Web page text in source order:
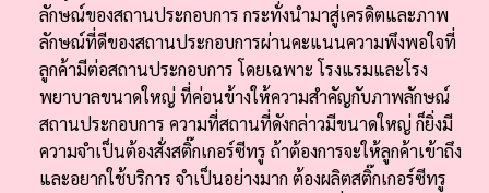
ลักษณ์ของสถานประกอบการ กระทั่งนำมาสู่เครดิตและภาพ
ลักษณ์ที่ดีของสถานประกอบการผ่านคะแนนความพึงพอใจที่
ลูกค้ามีต่อสถานประกอบการ โดยเฉพาะ โรงแรมและโรง
พยาบาลขนาดใหญ่ ที่ค่อนข้างให้ความสำคัญกับภาพลักษณ์
สถานประกอบการ ความที่สถานที่ดังกล่าวมีขนาดใหญ่ ก็ยิ่งมี
ความจำเป็นต้องสั่งสติ๊กเกอร์ซีทรู ถ้าต้องการจะให้ลูกค้าเข้าถึง
และอยากใช้บริการ จำเป็นอย่างมาก ต้องผลิตสติ๊กเกอร์ซีทรู